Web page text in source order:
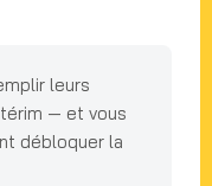
leurs
— et vous
débloquer la